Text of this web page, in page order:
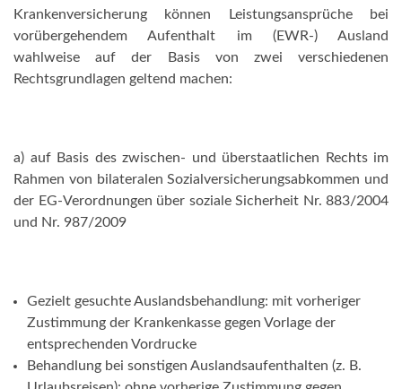
Krankenversicherung können Leistungsansprüche bei
vorübergehendem Aufenthalt im (EWR-) Ausland
wahlweise auf der Basis von zwei verschiedenen
Rechtsgrundlagen geltend machen:
a) auf Basis des zwischen- und überstaatlichen Rechts im
Rahmen von bilateralen Sozialversicherungsabkommen und
der EG-Verordnungen über soziale Sicherheit Nr. 883/2004
und Nr. 987/2009
Gezielt gesuchte Auslandsbehandlung: mit vorheriger
Zustimmung der Krankenkasse gegen Vorlage der
entsprechenden Vordrucke
Behandlung bei sonstigen Auslandsaufenthalten (z. B.